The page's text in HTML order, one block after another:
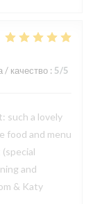
/ качество : 5/5
such a lovely
food and menu
and
& Katy